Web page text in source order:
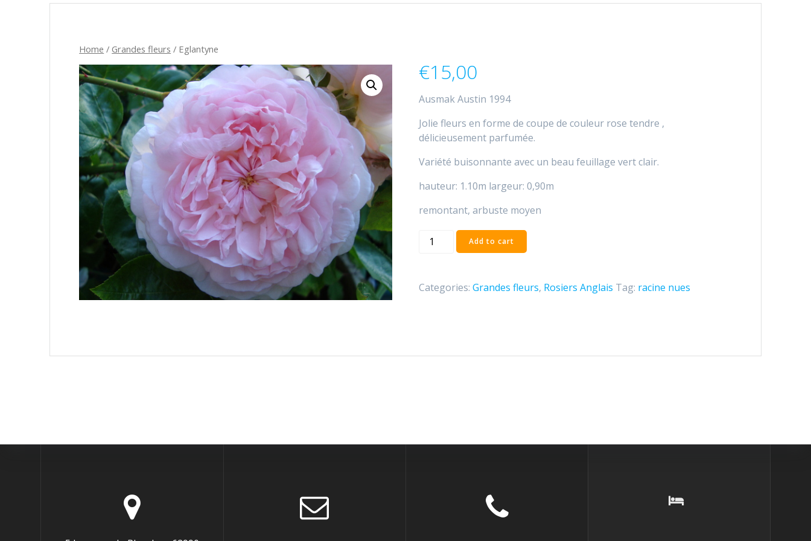
Home / Grandes fleurs / Eglantyne
€15,00
Ausmak Austin 1994
Jolie fleurs en forme de coupe de couleur rose tendre ,
délicieusement parfumée.
Variété buisonnante avec un beau feuillage vert clair.
hauteur: 1.10m largeur: 0,90m
remontant, arbuste moyen
Eglantyne
Add to cart
Categories: Grandes fleurs, Rosiers Anglais Tag: racine nues